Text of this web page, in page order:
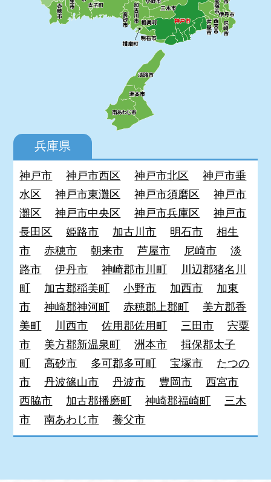
兵庫県
神戸市 神戸市西区 神戸市北区
神戸市垂
水区
神戸市東灘区 神戸市須磨区
神戸市
灘区
神戸市中央区 神戸市兵庫区
神戸市
長田区
姫路市 加古川市 明石市
相生
市
赤穂市 朝来市 芦屋市 尼崎市
淡
路市
伊丹市 神崎郡市川町
川辺郡猪名川
町
加古郡稲美町 小野市 加西市
加東
市
神崎郡神河町 赤穂郡上郡町
美方郡香
美町
川西市 佐用郡佐用町 三田市
宍粟
市
美方郡新温泉町 洲本市
揖保郡太子
町
高砂市 多可郡多可町 宝塚市
たつの
市
丹波篠山市 丹波市 豊岡市
西宮市
西脇市
加古郡播磨町 神崎郡福崎町
三木
市
南あわじ市 養父市